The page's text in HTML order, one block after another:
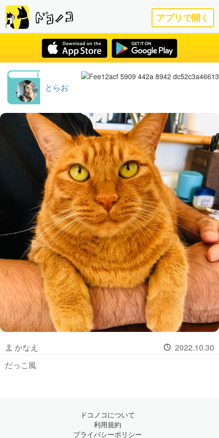
アプリで開く
とらお
かなえ
2022.10.30
だっこ風
ドコノコについて
利用規約
プライバシーポリシー